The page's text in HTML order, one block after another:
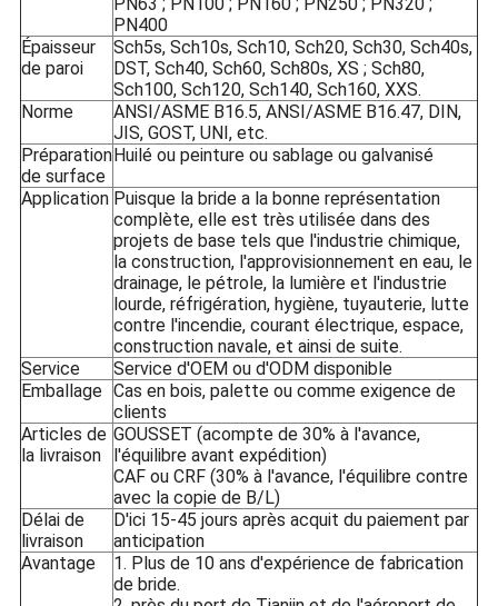
PN63 ; PN100 ; PN160 ; PN250 ; PN320 ;
PN400
Épaisseur
de paroi
Sch5s, Sch10s, Sch10, Sch20, Sch30, Sch40s,
DST, Sch40, Sch60, Sch80s, XS ; Sch80,
Sch100, Sch120, Sch140, Sch160, XXS.
Norme
ANSI/ASME B16.5, ANSI/ASME B16.47, DIN,
JIS, GOST, UNI, etc.
Préparation
de surface
Huilé ou peinture ou sablage ou galvanisé
Application Puisque la bride a la bonne représentation
complète, elle est très utilisée dans des
projets de base tels que l'industrie chimique,
la construction, l'approvisionnement en eau, le
drainage, le pétrole, la lumière et l'industrie
lourde, réfrigération, hygiène, tuyauterie, lutte
contre l'incendie, courant électrique, espace,
construction navale, et ainsi de suite.
Service
Service d'OEM ou d'ODM disponible
Emballage Cas en bois, palette ou comme exigence de
clients
Articles de
la livraison
GOUSSET (acompte de 30% à l'avance,
l'équilibre avant expédition)
CAF ou CRF (30% à l'avance, l'équilibre contre
avec la copie de B/L)
Délai de
livraison
D'ici 15-45 jours après acquit du paiement par
anticipation
Avantage
1. Plus de 10 ans d'expérience de fabrication
de bride.